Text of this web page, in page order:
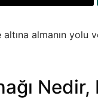
almanın